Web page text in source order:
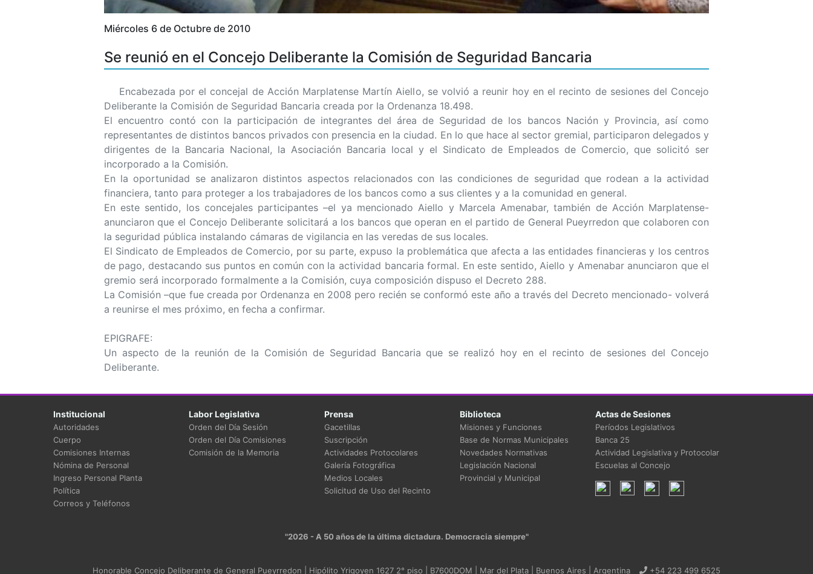
Miércoles 6 de Octubre de 2010
Se reunió en el Concejo Deliberante la Comisión de Seguridad Bancaria
Encabezada por el concejal de Acción Marplatense Martín Aiello, se volvió a reunir hoy en el recinto de sesiones del Concejo
Deliberante la Comisión de Seguridad Bancaria creada por la Ordenanza 18.498.
El encuentro contó con la participación de integrantes del área de Seguridad de los bancos Nación y Provincia, así como
representantes de distintos bancos privados con presencia en la ciudad. En lo que hace al sector gremial, participaron delegados y
dirigentes de la Bancaria Nacional, la Asociación Bancaria local y el Sindicato de Empleados de Comercio, que solicitó ser
incorporado a la Comisión.
En la oportunidad se analizaron distintos aspectos relacionados con las condiciones de seguridad que rodean a la actividad
financiera, tanto para proteger a los trabajadores de los bancos como a sus clientes y a la comunidad en general.
En este sentido, los concejales participantes –el ya mencionado Aiello y Marcela Amenabar, también de Acción Marplatense-
anunciaron que el Concejo Deliberante solicitará a los bancos que operan en el partido de General Pueyrredon que colaboren con
la seguridad pública instalando cámaras de vigilancia en las veredas de sus locales.
El Sindicato de Empleados de Comercio, por su parte, expuso la problemática que afecta a las entidades financieras y los centros
de pago, destacando sus puntos en común con la actividad bancaria formal. En este sentido, Aiello y Amenabar anunciaron que el
gremio será incorporado formalmente a la Comisión, cuya composición dispuso el Decreto 288.
La Comisión –que fue creada por Ordenanza en 2008 pero recién se conformó este año a través del Decreto mencionado- volverá
a reunirse el mes próximo, en fecha a confirmar.
EPIGRAFE:
Un aspecto de la reunión de la Comisión de Seguridad Bancaria que se realizó hoy en el recinto de sesiones del Concejo
Deliberante.
Institucional
Autoridades
Cuerpo
Comisiones Internas
Nómina de Personal
Ingreso Personal Planta
Política
Correos y Teléfonos
Labor Legislativa
Orden del Día Sesión
Orden del Día Comisiones
Comisión de la Memoria
Prensa
Gacetillas
Suscripción
Actividades Protocolares
Galería Fotográfica
Medios Locales
Solicitud de Uso del Recinto
Biblioteca
Misiones y Funciones
Base de Normas Municipales
Novedades Normativas
Legislación Nacional
Provincial y Municipal
Actas de Sesiones
Períodos Legislativos
Banca 25
Actividad Legislativa y Protocolar
Escuelas al Concejo
"2026 - A 50 años de la última dictadura. Democracia siempre"
Honorable Concejo Deliberante de General Pueyrredon | Hipólito Yrigoyen 1627 2° piso | B7600DOM | Mar del Plata | Buenos Aires | Argentina +54 223 499 6525